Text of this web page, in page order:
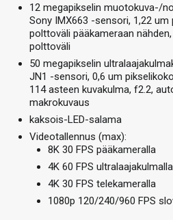
12 megapikselin muotokuva-/
Sony IMX663 -sensori, 1,22 um
polttoväli pääkameraan
polttoväli
50 megapikselin
JN1 -sensori, 0,6 um
114 asteen kuvakulma, f2.2,
makrokuvaus
kaksois-LED-salama
Videotallennus (max):
8K 30 FPS pääkameralla
4K 60 FPS ultralaajakulmalla
4K 30 FPS telekameralla
1080p 120/240/960 FPS